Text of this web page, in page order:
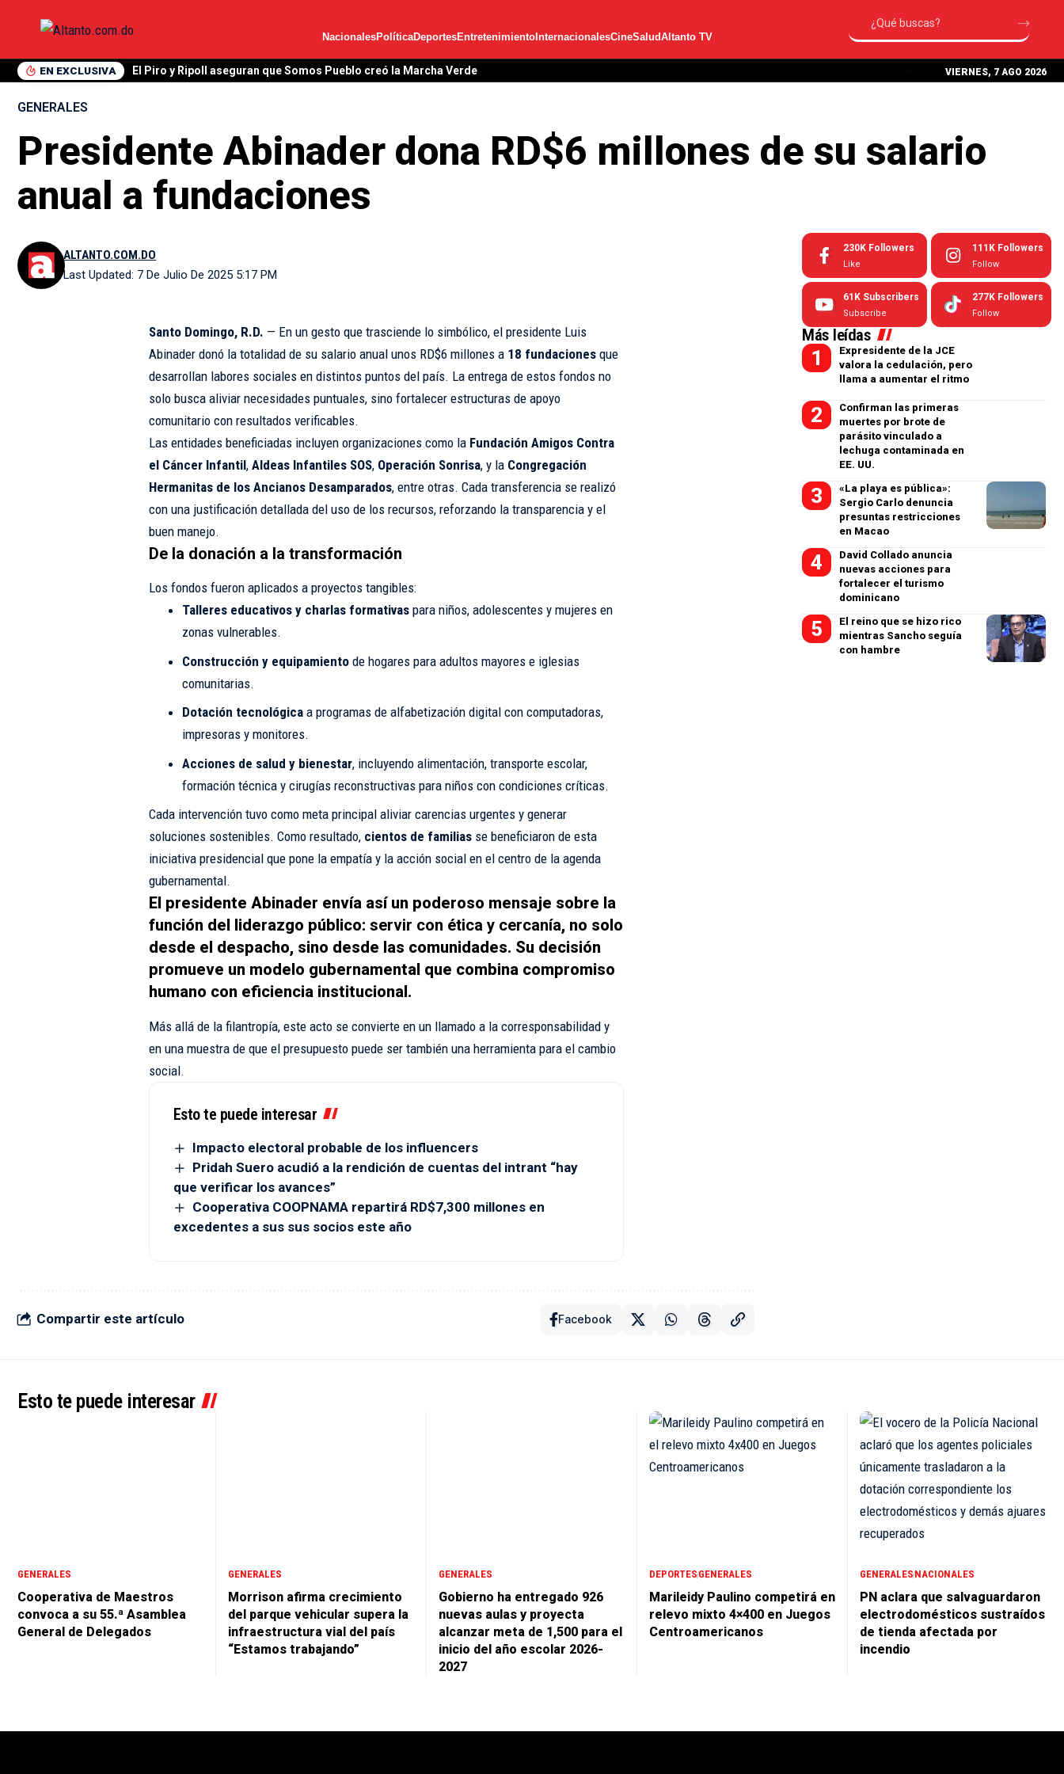
NacionalesPolíticaDeportesEntretenimiento InternacionalesCineSaludAltanto TV
EN EXCLUSIVA Hazim menciona a Gonzalo Castillo y Margarita Cedeño como posibles acompañantes de Leonel en 2028 VIERNES, 7 AGO 2026
GENERALES
Presidente Abinader dona RD$6 millones de su salario
anual a fundaciones
Last Updated: 7 De Julio De 2025 5:17 PM
ALTANTO.COM.DO
Santo Domingo, R.D. — En un gesto que trasciende lo simbólico, el presidente Luis
Abinader donó la totalidad de su salario anual unos RD$6 millones a 18 fundacionesque
desarrollan labores sociales en distintos puntos del país. La entrega de estos fondos no
solo busca aliviar necesidades puntuales, sino fortalecer estructuras de apoyo
comunitario con resultados verificables.
Las entidades beneficiadas incluyen organizaciones como la Fundación Amigos Contra
el Cáncer Infantil, Aldeas Infantiles SOS, Operación Sonrisa, y la Congregación
Hermanitas de los Ancianos Desamparados, entre otras. Cada transferencia se realizó
con una justificación detallada del uso de los recursos, reforzando la transparencia y el
buen manejo.
De la donación a la transformación
Los fondos fueron aplicados a proyectos tangibles:
Talleres educativos y charlas formativas para niños, adolescentes y mujeres en
zonas vulnerables.
Construcción y equipamiento de hogares para adultos mayores e iglesias
comunitarias.
Dotación tecnológica a programas de alfabetización digital con computadoras,
impresoras y monitores.
Acciones de salud y bienestar, incluyendo alimentación, transporte escolar,
formación técnica y cirugías reconstructivas para niños con condiciones críticas.
Cada intervención tuvo como meta principal aliviar carencias urgentes y generar
soluciones sostenibles. Como resultado, cientos de familiasse beneficiaron de esta
iniciativa presidencial que pone la empatía y la acción social en el centro de la agenda
gubernamental.
El presidente Abinader envía así un poderoso mensaje sobre la
función del liderazgo público: servir con ética y cercanía, no solo
desde el despacho, sino desde las comunidades. Su decisión
promueve un modelo gubernamental que combina compromiso
humano con eficiencia institucional.
Más allá de la filantropía, este acto se convierte en un llamado a la corresponsabilidad y
en una muestra de que el presupuesto puede ser también una herramienta para el cambio
social.
Esto te puede interesar
Impacto electoral probable de los influencers
Pridah Suero acudió a la rendición de cuentas del intrant “hay
que verificar los avances”
Cooperativa COOPNAMA repartirá RD$7,300 millones en
excedentes a sus sus socios este año
Compartir este artículo Facebook
230K Followers
Like
111K Followers
Follow
61K Subscribers
Subscribe
277K Followers
Follow
Más leídas
Expresidente de la JCE
valora la cedulación, pero
llama a aumentar el ritmo
Confirman las primeras
muertes por brote de
parásito vinculado a
lechuga contaminada en
EE. UU.
«La playa es pública»:
Sergio Carlo denuncia
presuntas restricciones
en Macao
David Collado anuncia
nuevas acciones para
fortalecer el turismo
dominicano
El reino que se hizo rico
mientras Sancho seguía
con hambre
Esto te puede interesar
GENERALES
Cooperativa de Maestros
convoca a su 55.ª Asamblea
General de Delegados
GENERALES
Morrison afirma crecimiento
del parque vehicular supera la
infraestructura vial del país
“Estamos trabajando”
GENERALES
Gobierno ha entregado 926
nuevas aulas y proyecta
alcanzar meta de 1,500 para el
inicio del año escolar 2026-
2027
DEPORTESGENERALES
Marileidy Paulino competirá en
relevo mixto 4×400 en Juegos
Centroamericanos
GENERALESNACIONALES
PN aclara que salvaguardaron
electrodomésticos sustraídos
de tienda afectada por
incendio